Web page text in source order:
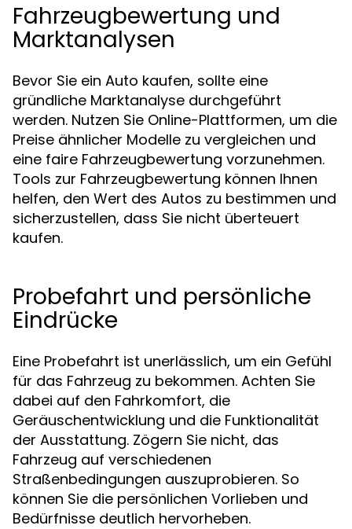
Fahrzeugbewertung und
Marktanalysen
Bevor Sie ein Auto kaufen, sollte eine
gründliche Marktanalyse durchgeführt
werden. Nutzen Sie Online-Plattformen, um die
Preise ähnlicher Modelle zu vergleichen und
eine faire Fahrzeugbewertung vorzunehmen.
Tools zur Fahrzeugbewertung können Ihnen
helfen, den Wert des Autos zu bestimmen und
sicherzustellen, dass Sie nicht überteuert
kaufen.
Probefahrt und persönliche
Eindrücke
Eine Probefahrt ist unerlässlich, um ein Gefühl
für das Fahrzeug zu bekommen. Achten Sie
dabei auf den Fahrkomfort, die
Geräuschentwicklung und die Funktionalität
der Ausstattung. Zögern Sie nicht, das
Fahrzeug auf verschiedenen
Straßenbedingungen auszuprobieren. So
können Sie die persönlichen Vorlieben und
Bedürfnisse deutlich hervorheben.